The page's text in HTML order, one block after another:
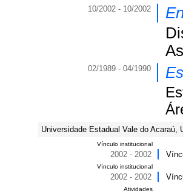
10/2002 - 10/2002
02/1989 - 04/1990
Universidade Estadual Vale do Acaraú,
Vínculo institucional
2002 - 2002
Vínculo institucional
2002 - 2002
Atividades